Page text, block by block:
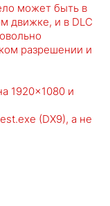
может быть в
движке, и в DLC
разрешении и
1920×1080 и
(DX9), а не